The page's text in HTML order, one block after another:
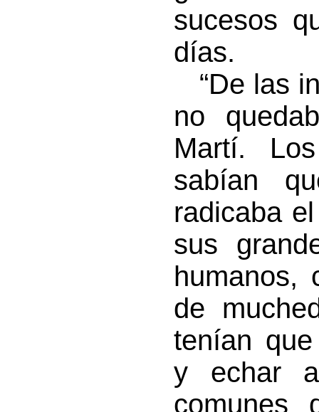
sucesos
días.
“De las
no
Martí.
sabían
radicaba
sus
humanos,
de
tenían
y echar
comunes